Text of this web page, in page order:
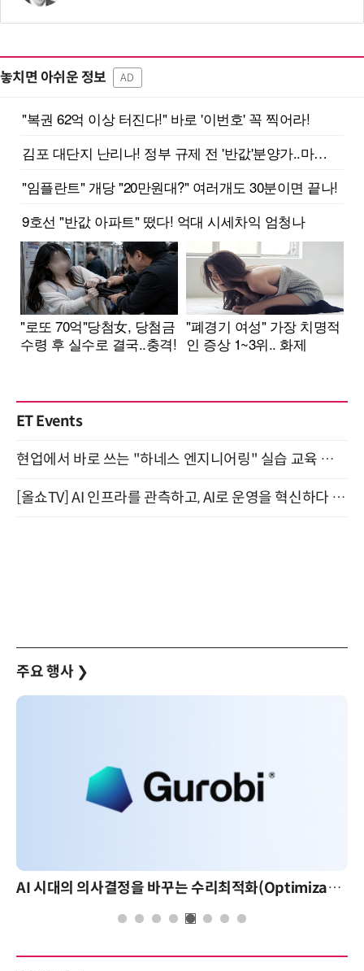
놓치면 아쉬운 정보 AD
ET Events
현업에서 바로 쓰는 "하네스 엔지니어링" 실습 교육 워크숍 8월 20일 개최
[올쇼TV] AI 인프라를 관측하고, AI로 운영을 혁신하다 (8월 11일 생방송)
주요 행사 ❯
AI 시대의 의사결정을 바꾸는 수리최적화(Optimization): 실제 산업 적용 사례와 활용 전략